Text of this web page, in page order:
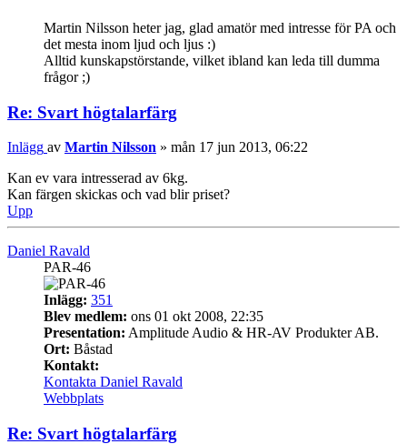
Martin Nilsson heter jag, glad amatör med intresse för PA och
det mesta inom ljud och ljus :)
Alltid kunskapstörstande, vilket ibland kan leda till dumma
frågor ;)
Re: Svart högtalarfärg
Inlägg av Martin Nilsson » mån 17 jun 2013, 06:22
Kan ev vara intresserad av 6kg.
Kan färgen skickas och vad blir priset?
Upp
Daniel Ravald
PAR-46
Inlägg: 351
Blev medlem: ons 01 okt 2008, 22:35
Presentation: Amplitude Audio & HR-AV Produkter AB.
Ort: Båstad
Kontakt:
Kontakta Daniel Ravald
Webbplats
Re: Svart högtalarfärg